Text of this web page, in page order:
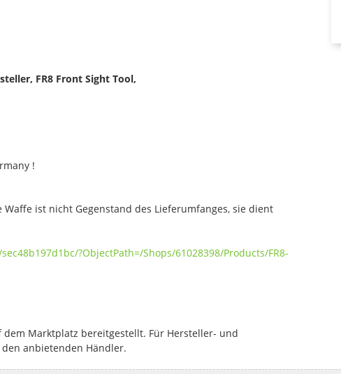
FR8 Front Sight Tool,
!
ist nicht Gegenstand des Lieferumfanges, sie dient
?ObjectPath=/Shops/61028398/Products/FR8-
dem Marktplatz bereitgestellt. Für Hersteller- und
anbietenden Händler.